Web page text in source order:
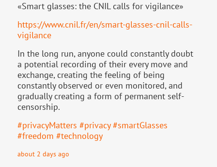
«Smart glasses: the CNIL calls for vigilance»
https://www.cnil.fr/en/smart-glasses-cnil-calls-
vigilance
In the long run, anyone could constantly doubt
a potential recording of their every move and
exchange, creating the feeling of being
constantly observed or even monitored, and
gradually creating a form of permanent self-
censorship.
#privacyMatters #privacy #smartGlasses
#freedom #technology
about 2 days ago